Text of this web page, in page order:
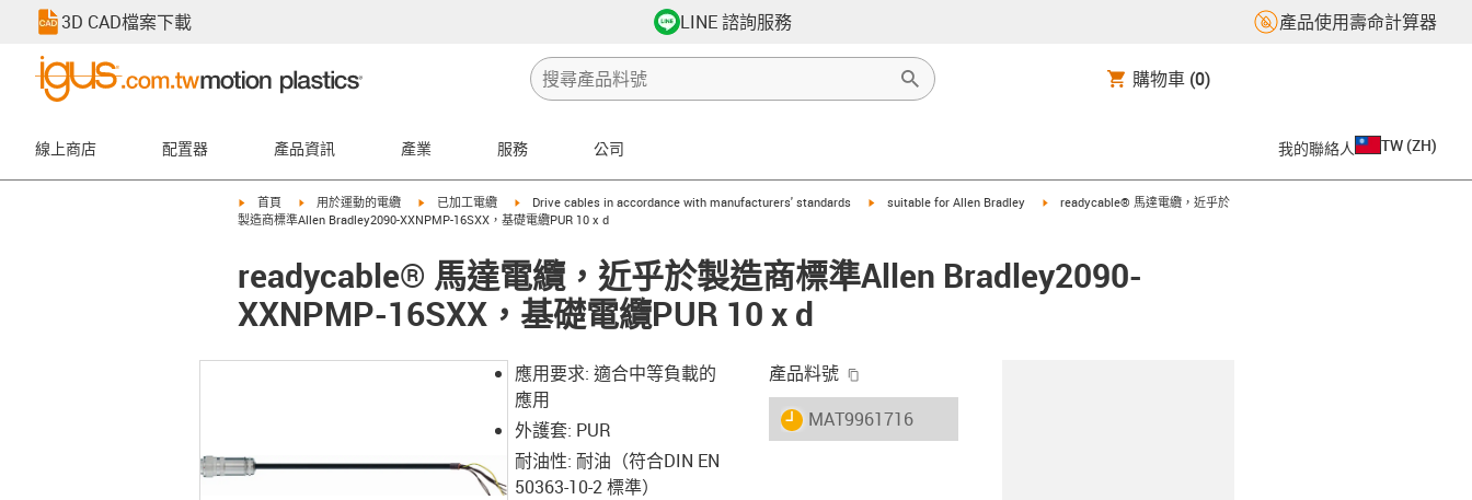
3D CAD檔案下載 LINE 諮詢服務 產品使用壽命計算器
購物車 (0)
線上商店 配置器 產品資訊 產業 服務 公司 我的聯絡人 TW (ZH)
igus-icon-arrow-right
首頁 igus-icon-arrow-right
用於運動的電纜 igus-icon-arrow-right
已加工電纜 igus-icon-arrow-right
Drive cables in accordance with manufacturers' standards igus-icon-arrow-right
suitable for Allen Bradley igus-icon-arrow-right
readycable® 馬達電纜，近乎於
製造商標準Allen Bradley2090-XXNPMP-16SXX，基礎電纜PUR 10 x d
readycable® 馬達電纜，近乎於製造商標準Allen Bradley2090-
XXNPMP-16SXX，基礎電纜PUR 10 x d
應用要求: 適合中等負載的
應用
外護套: PUR
耐油性: 耐油（符合DIN EN
50363-10-2 標準）
產品料號
igus-icon-lieferzeit
MAT9961716